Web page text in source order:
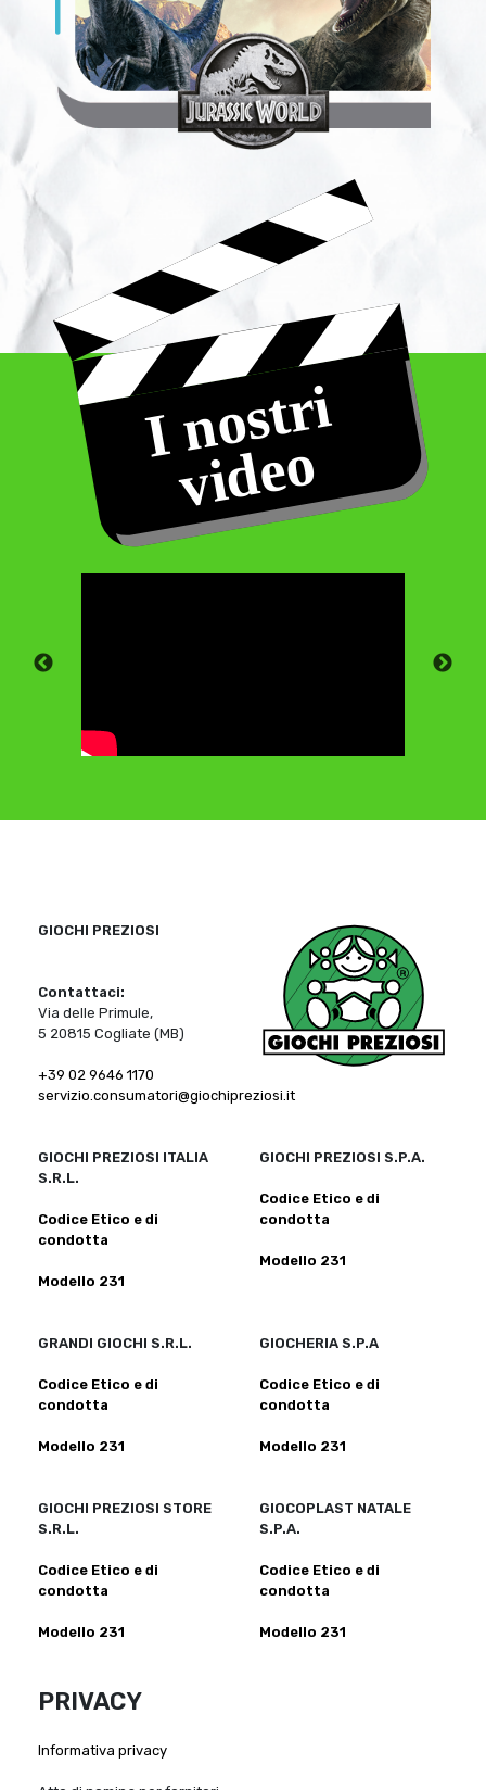
GIOCHI PREZIOSI
Contattaci:
Via delle Primule,
5 20815 Cogliate (MB)
+39 02 9646 1170
servizio.consumatori@giochipreziosi.it
GIOCHI PREZIOSI ITALIA
S.R.L.
Codice Etico e di
condotta
Modello 231
GIOCHI PREZIOSI S.P.A.
Codice Etico e di
condotta
Modello 231
GRANDI GIOCHI S.R.L.
Codice Etico e di
condotta
Modello 231
GIOCHERIA S.P.A
Codice Etico e di
condotta
Modello 231
GIOCHI PREZIOSI STORE
S.R.L.
Codice Etico e di
condotta
Modello 231
GIOCOPLAST NATALE
S.P.A.
Codice Etico e di
condotta
Modello 231
PRIVACY
Informativa privacy